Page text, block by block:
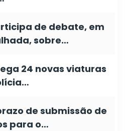
de debate, em
sobre…
24 novas viaturas
de submissão de
para o…